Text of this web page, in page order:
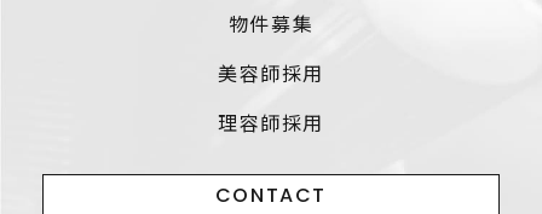
物件募集
美容師採用
理容師採用
CONTACT